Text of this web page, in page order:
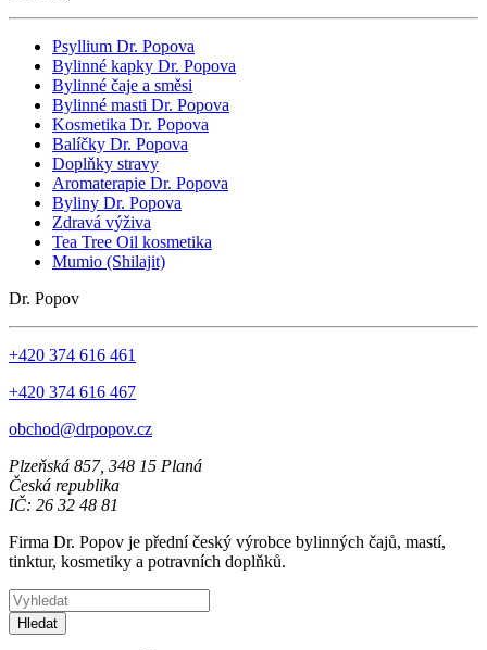
Psyllium Dr. Popova
Bylinné kapky Dr. Popova
Bylinné čaje a směsi
Bylinné masti Dr. Popova
Kosmetika Dr. Popova
Balíčky Dr. Popova
Doplňky stravy
Aromaterapie Dr. Popova
Byliny Dr. Popova
Zdravá výživa
Tea Tree Oil kosmetika
Mumio (Shilajit)
Dr. Popov
+420 374 616 461
+420 374 616 467
obchod@drpopov.cz
Plzeňská 857, 348 15 Planá
Česká republika
IČ: 26 32 48 81
Firma Dr. Popov je přední český výrobce bylinných čajů, mastí,
tinktur, kosmetiky a potravních doplňků.
Hledat